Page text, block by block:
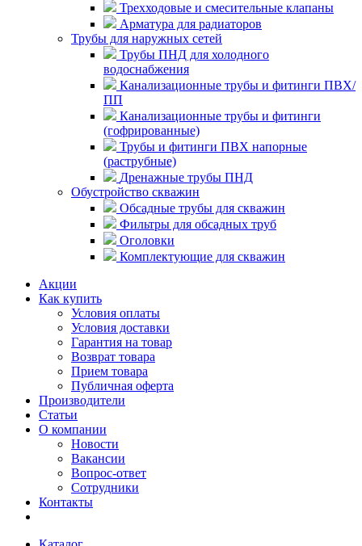
Трехходовые и смесительные клапаны
Арматура для радиаторов
Трубы для наружных сетей
Трубы ПНД для холодного
водоснабжения
Канализационные трубы и фитинги ПВХ/
ПП
Канализационные трубы и фитинги
(гофрированные)
Трубы и фитинги ПВХ напорные
(раструбные)
Дренажные трубы ПНД
Обустройство скважин
Обсадные трубы для скважин
Фильтры для обсадных труб
Оголовки
Комплектующие для скважин
Акции
Как купить
Условия оплаты
Условия доставки
Гарантия на товар
Возврат товара
Прием товара
Публичная оферта
Производители
Статьи
О компании
Новости
Вакансии
Вопрос-ответ
Сотрудники
Контакты